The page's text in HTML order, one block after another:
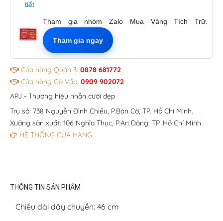
tiết
Tham gia nhóm Zalo Mua Vàng Tích Trữ.
Tham gia ngay
Cửa hàng Quận 3: 0878 681772
Cửa hàng Gò Vấp: 0909 902072
APJ - Thương hiệu nhẫn cưới đẹp
Trụ sở: 738 Nguyễn Đình Chiểu, P.Bàn Cờ, TP. Hồ Chí Minh.
Xưởng sản xuất: 106 Nghĩa Thục, P.An Đông, TP. Hồ Chí Minh.
HỆ THỐNG CỬA HÀNG
THÔNG TIN SẢN PHẨM
Chiều dài dây chuyền: 46 cm